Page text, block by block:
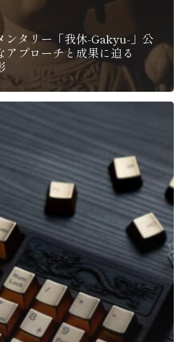
ンタリー「我休-Gakyu-」公
アプローチと成果に迫る